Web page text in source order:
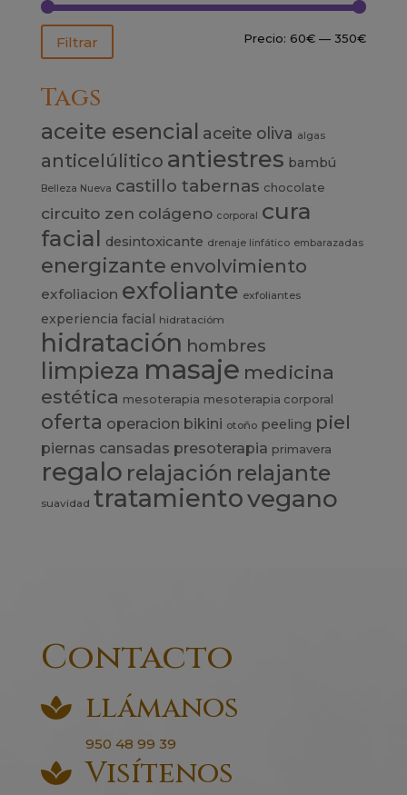
Precio
Precio
Filtrar Precio: 60€ — 350€
Tags
aceite esencial aceite oliva algas
anticelúlitico antiestres bambú
Belleza Nueva castillo tabernas chocolate
circuito zen colágeno corporal
cura
facial desintoxicante drenaje linfático embarazadas
energizante envolvimiento
exfoliacion exfoliante exfoliantes
experiencia facial hidratacióm
hidratación hombres
limpieza masaje medicina
estética mesoterapia mesoterapia corporal
oferta operacion bikini otoño peeling piel
piernas cansadas presoterapia primavera
regalo relajación relajante
suavidad tratamientovegano
Contacto
 llámanos
950 48 99 39
 Visítenos